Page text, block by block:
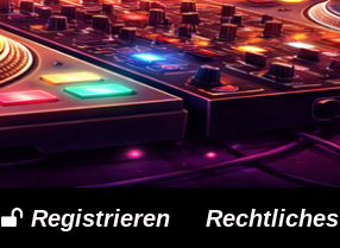
Registrieren Rechtliches